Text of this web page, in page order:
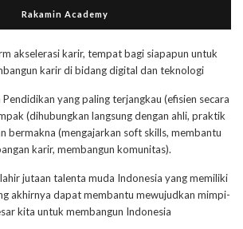
Rakamin Academy
akselerasi karir, tempat bagi siapapun untuk
karir di bidang digital dan teknologi
yang paling terjangkau (efisien secara
(dihubungkan langsung dengan ahli, praktik
bermakna (mengajarkan soft skills, membantu
karir, membangun komunitas).
jutaan talenta muda Indonesia yang memiliki
akhirnya dapat membantu mewujudkan mimpi-
kita untuk membangun Indonesia